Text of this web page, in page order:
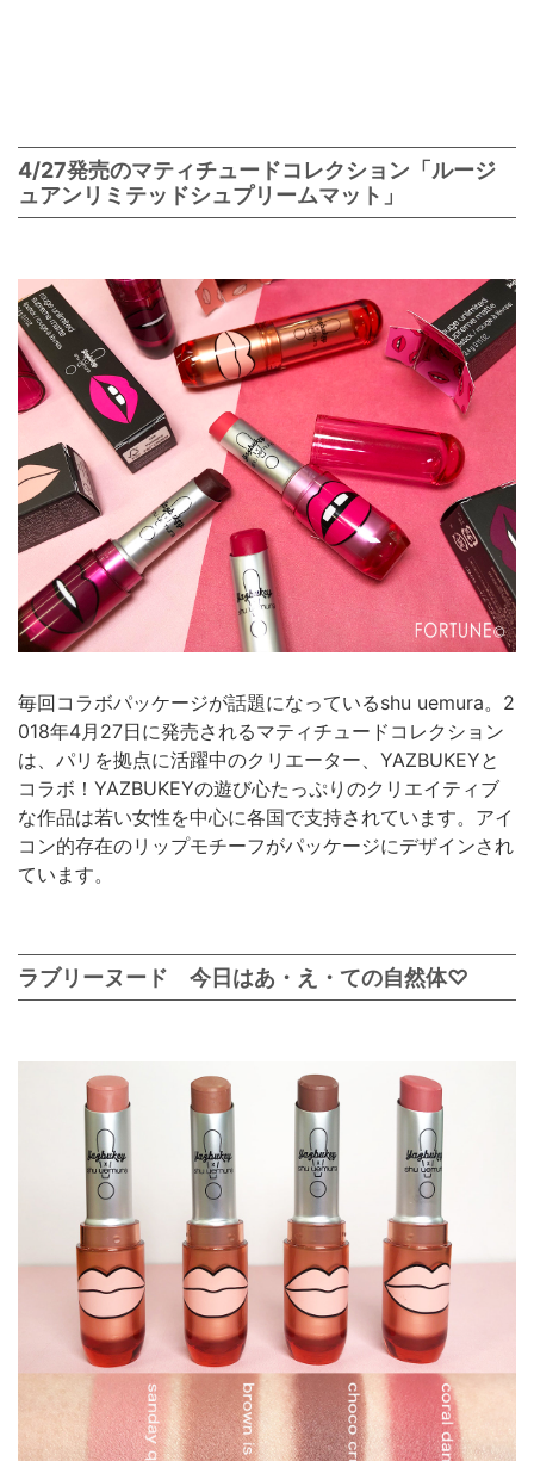
4/27発売のマティチュードコレクション「ルージ
ュアンリミテッドシュプリームマット」
毎回コラボパッケージが話題になっているshu uemura。2
018年4月27日に発売されるマティチュードコレクション
は、パリを拠点に活躍中のクリエーター、YAZBUKEYと
コラボ！YAZBUKEYの遊び心たっぷりのクリエイティブ
な作品は若い女性を中心に各国で支持されています。アイ
コン的存在のリップモチーフがパッケージにデザインされ
ています。
ラブリーヌード 今日はあ・え・ての自然体♡